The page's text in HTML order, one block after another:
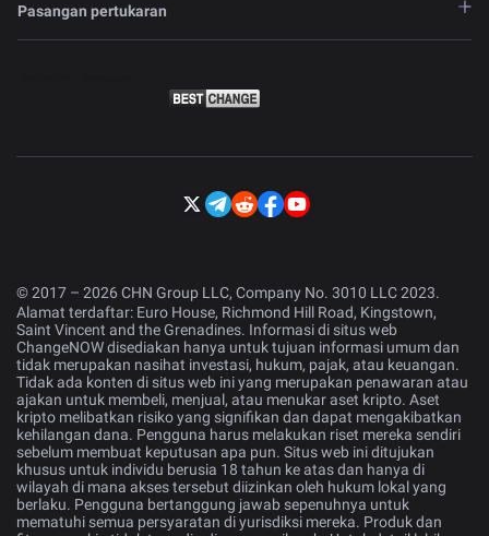
Pasangan pertukaran
© 2017 – 2026 CHN Group LLC, Company No. 3010 LLC 2023.
Alamat terdaftar: Euro House, Richmond Hill Road, Kingstown,
Saint Vincent and the Grenadines. Informasi di situs web
ChangeNOW disediakan hanya untuk tujuan informasi umum dan
tidak merupakan nasihat investasi, hukum, pajak, atau keuangan.
Tidak ada konten di situs web ini yang merupakan penawaran atau
ajakan untuk membeli, menjual, atau menukar aset kripto. Aset
kripto melibatkan risiko yang signifikan dan dapat mengakibatkan
kehilangan dana. Pengguna harus melakukan riset mereka sendiri
sebelum membuat keputusan apa pun. Situs web ini ditujukan
khusus untuk individu berusia 18 tahun ke atas dan hanya di
wilayah di mana akses tersebut diizinkan oleh hukum lokal yang
berlaku. Pengguna bertanggung jawab sepenuhnya untuk
mematuhi semua persyaratan di yurisdiksi mereka. Produk dan